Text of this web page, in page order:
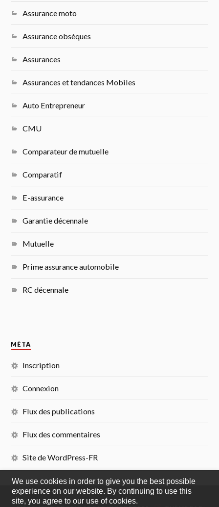
Assurance moto
Assurance obsèques
Assurances
Assurances et tendances Mobiles
Auto Entrepreneur
CMU
Comparateur de mutuelle
Comparatif
E-assurance
Garantie décennale
Mutuelle
Prime assurance automobile
RC décennale
MÉTA
Inscription
Connexion
Flux des publications
Flux des commentaires
Site de WordPress-FR
We use cookies in order to give you the best possible
experience on our website. By continuing to use this
site, you agree to our use of cookies.